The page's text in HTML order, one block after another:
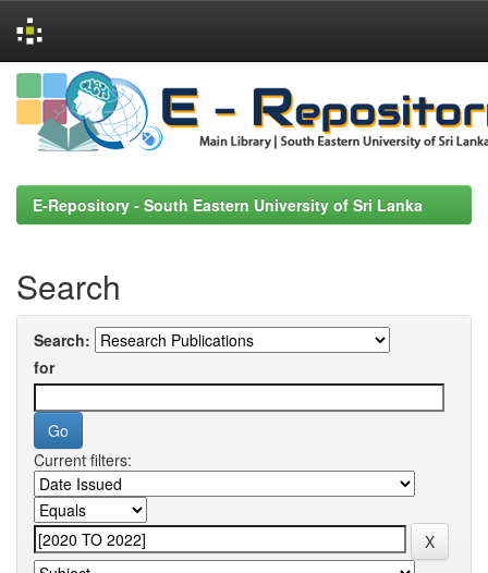
Skip
navigation
E-Repository - South Eastern University of Sri Lanka
Search
Search:
for
Current filters: